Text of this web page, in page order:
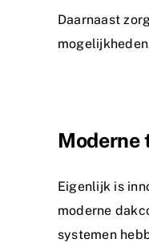
Daarnaast
Moderne
Eigenlijk is
moderne
systemen